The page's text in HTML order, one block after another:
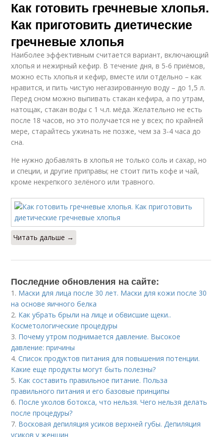
Как готовить гречневые хлопья.
Как приготовить диетические
гречневые хлопья
Наиболее эффективным считается вариант, включающий
хлопья и нежирный кефир. В течение дня, в 5-6 приёмов,
можно есть хлопья и кефир, вместе или отдельно – как
нравится, и пить чистую негазированную воду – до 1,5 л.
Перед сном можно выпивать стакан кефира, а по утрам,
натощак, стакан воды с 1 ч.л. мёда. Желательно не есть
после 18 часов, но это получается не у всех; по крайней
мере, старайтесь ужинать не позже, чем за 3-4 часа до
сна.
Не нужно добавлять в хлопья не только соль и сахар, но
и специи, и другие приправы; не стоит пить кофе и чай,
кроме некрепкого зелёного или травного.
Читать дальше →
Последние обновления на сайте:
1. Маски для лица после 30 лет. Маски для кожи после 30
на основе яичного белка
2. Как убрать брыли на лице и обвисшие щеки..
Косметологические процедуры
3. Почему утром поднимается давление. Высокое
давление: причины
4.Список продуктов питания для повышения потенции.
Какие еще продукты могут быть полезны?
5. Как составить правильное питание. Польза
правильного питания и его базовые принципы
6. После уколов ботокса, что нельзя. Чего нельзя делать
после процедуры?
7. Восковая депиляция усиков верхней губы. Депиляция
усиков у женщин